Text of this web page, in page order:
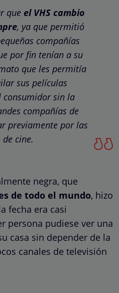
que el VHS cambio
, ya que permitió
compañías
por fin tenían a su
que les permitía
sus películas
consumidor sin la
compañías de
previamente por las
cine.
negra, que
de todo el mundo, hizo
fecha era casi
persona pudiese ver una
casa sin depender de la
canales de televisión